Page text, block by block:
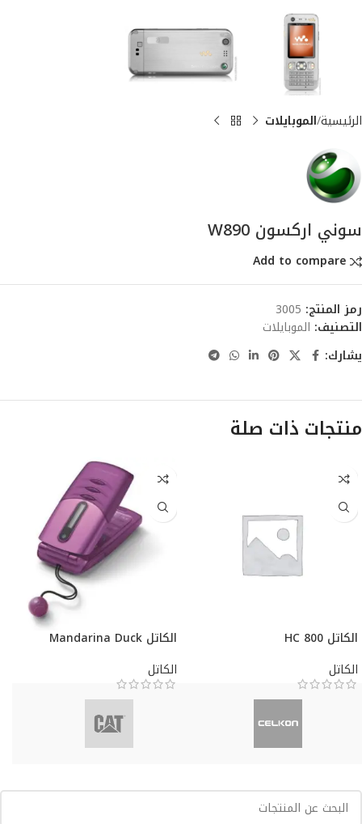
الرئيسية الموبايلات
سوني اركسون W890
Add to compare
رمز المنتج: 3005
التصنيف: الموبايلات
يشارك:
منتجات ذات صلة
الكاتل HC 800
الكاتل
الكاتل Mandarina Duck
الكاتل